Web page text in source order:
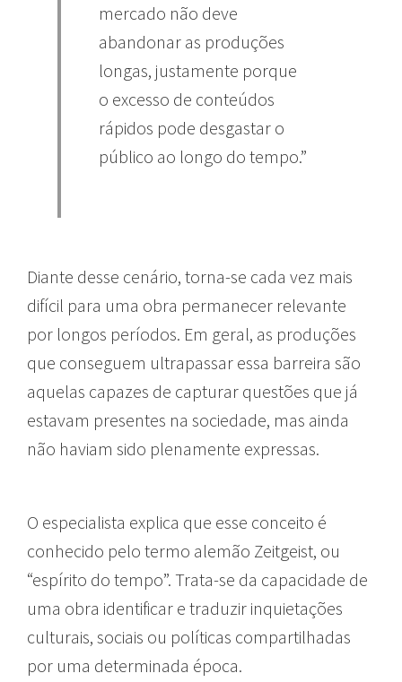
mercado não deve
abandonar as produções
longas, justamente porque
o excesso de conteúdos
rápidos pode desgastar o
público ao longo do tempo.”
Diante desse cenário, torna-se cada vez mais
difícil para uma obra permanecer relevante
por longos períodos. Em geral, as produções
que conseguem ultrapassar essa barreira são
aquelas capazes de capturar questões que já
estavam presentes na sociedade, mas ainda
não haviam sido plenamente expressas.
O especialista explica que esse conceito é
conhecido pelo termo alemão Zeitgeist, ou
“espírito do tempo”. Trata-se da capacidade de
uma obra identificar e traduzir inquietações
culturais, sociais ou políticas compartilhadas
por uma determinada época.